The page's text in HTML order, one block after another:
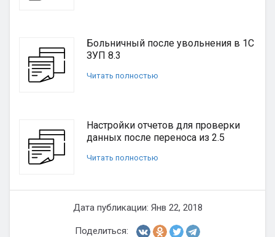
Больничный после увольнения в 1С
ЗУП 8.3
Читать полностью
Настройки отчетов для проверки
данных после переноса из 2.5
Читать полностью
Дата публикации: Янв 22, 2018
Поделиться: